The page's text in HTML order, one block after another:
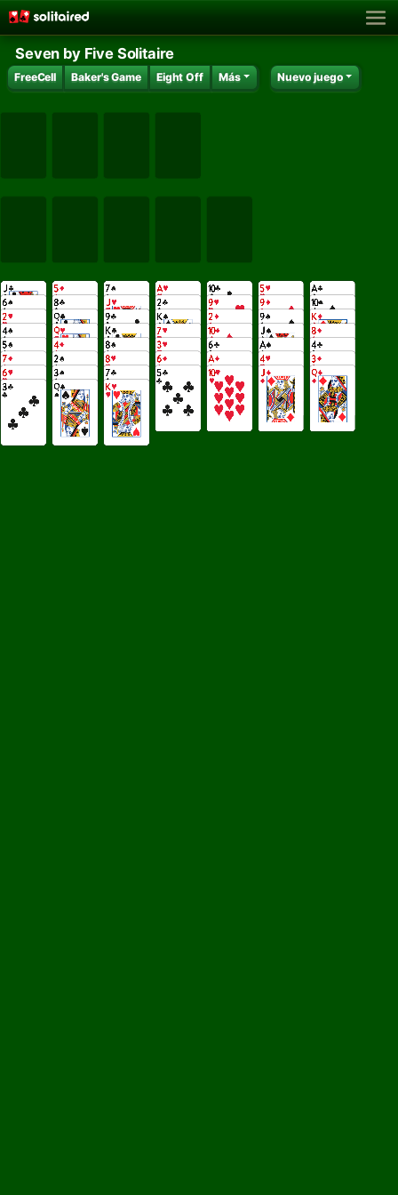
Seven by Five Solitaire
FreeCell Baker's Game Eight Off Más Nuevo juego